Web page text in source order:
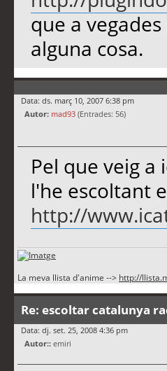
que a
alguna cosa.
Data: ds. març 10, 2007 6:38 pm
Autor: mad93 (Entrades: 56)
Pel que veig a
l'he escoltant
http://
La meva llista d'anime --> http://
Re: escoltar catalunya
Data: dj. set. 25, 2008 4:36 pm
Autor:: emiri